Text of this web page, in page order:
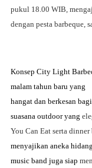
pukul 18.00 WIB,
dengan pesta barbeque,
Konsep City Light
malam tahun baru yang
hangat dan berkesan
suasana outdoor yang
You Can Eat serta
menyajikan aneka
music band juga siap